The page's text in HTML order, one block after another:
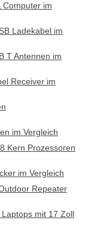
Computer im
Ladekabel im
T Antennen im
Receiver im
im Vergleich
Kern Prozessoren
im Vergleich
Repeater
mit 17 Zoll